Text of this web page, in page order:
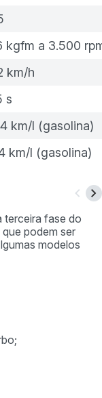
kgfm a 3.500
km/h
s
km/l (gasolina)
km/l (gasolina)
terceira fase do
podem ser
modelos